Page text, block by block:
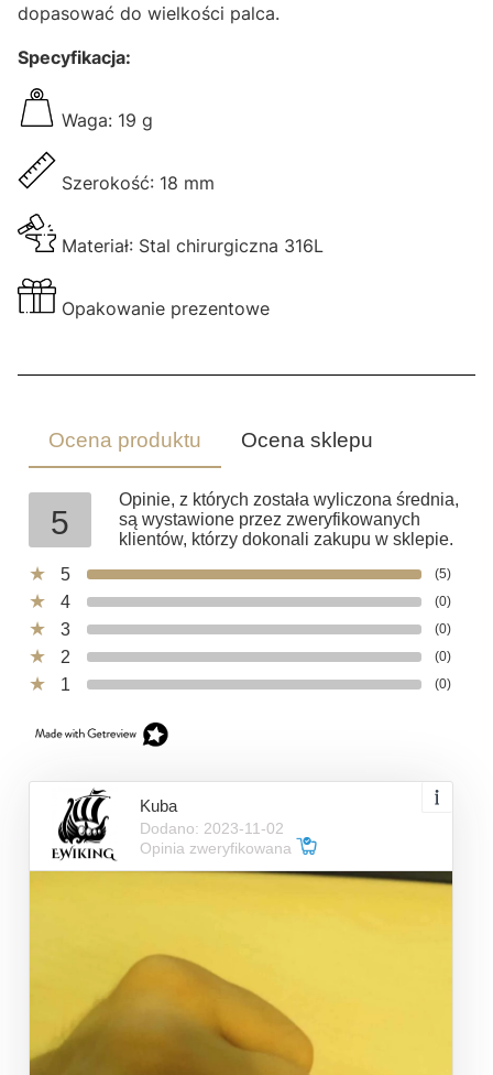
dopasować do wielkości palca.
Specyfikacja:
Waga: 19 g
Szerokość: 18 mm
Materiał: Stal chirurgiczna 316L
Opakowanie prezentowe
Ocena produktu Ocena sklepu
5
Opinie, z których została wyliczona średnia,
są wystawione przez zweryfikowanych
klientów, którzy dokonali zakupu w sklepie.
5
(5)
4 (0)
3 (0)
2 (0)
1 (0)
Kuba
Dodano: 2023-11-02
Opinia zweryfikowana